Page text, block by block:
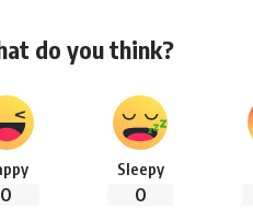
do you think?
0
Sleepy
0